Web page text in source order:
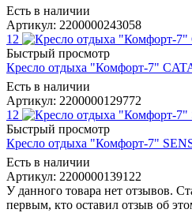
Есть в наличии
Артикул: 2200000243058
12
Быстрый просмотр
Кресло отдыха "Комфорт-7"
Есть в наличии
Артикул: 2200000129772
12
Быстрый просмотр
Кресло отдыха "Комфорт-7"
Есть в наличии
Артикул: 2200000139122
У данного товара нет отзывов.
первым, кто оставил отзыв об